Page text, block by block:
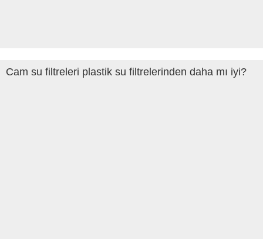
Cam su filtreleri plastik su filtrelerinden daha mı iyi?